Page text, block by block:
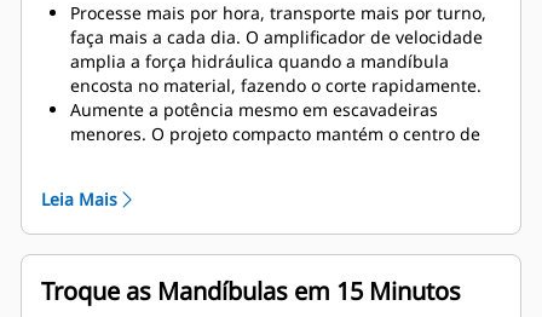
Processe mais por hora, transporte mais por turno,
faça mais a cada dia. O amplificador de velocidade
amplia a força hidráulica quando a mandíbula
encosta no material, fazendo o corte rapidamente.
Aumente a potência mesmo em escavadeiras
menores. O projeto compacto mantém o centro de
uma solução completa de demolição da Cat. Os
programas para a MP estão integrados ao visor do
operador Cat de Última Geração. O revendedor Cat
local constitui um ponto único de suporte para todo
o sistema.
Leia Mais
Troque as Mandíbulas em 15 Minutos